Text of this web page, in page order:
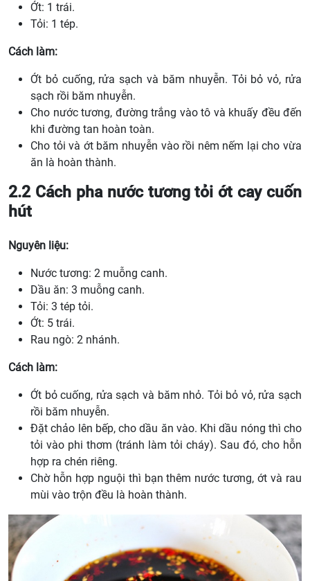
Ớt: 1 trái.
Tỏi: 1 tép.
Cách làm:
Ớt bỏ cuống, rửa sạch và băm nhuyễn. Tỏi bỏ vỏ, rửa
sạch rồi băm nhuyễn.
Cho nước tương, đường trắng vào tô và khuấy đều đến
khi đường tan hoàn toàn.
Cho tỏi và ớt băm nhuyễn vào rồi nêm nếm lại cho vừa
ăn là hoàn thành.
2.2 Cách pha nước tương tỏi ớt cay cuốn
hút
Nguyên liệu:
Nước tương: 2 muỗng canh.
Dầu ăn: 3 muỗng canh.
Tỏi: 3 tép tỏi.
Ớt: 5 trái.
Rau ngò: 2 nhánh.
Cách làm:
Ớt bỏ cuống, rửa sạch và băm nhỏ. Tỏi bỏ vỏ, rửa sạch
rồi băm nhuyễn.
Đặt chảo lên bếp, cho dầu ăn vào. Khi dầu nóng thì cho
tỏi vào phi thơm (tránh làm tỏi cháy). Sau đó, cho hỗn
hợp ra chén riêng.
Chờ hỗn hợp nguội thì bạn thêm nước tương, ớt và rau
mùi vào trộn đều là hoàn thành.